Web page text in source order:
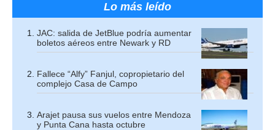
Lo más leído
JAC: salida de JetBlue podría aumentar
boletos aéreos entre Newark y RD
Fallece “Alfy” Fanjul, copropietario del
complejo Casa de Campo
Arajet pausa sus vuelos entre Mendoza
y Punta Cana hasta octubre